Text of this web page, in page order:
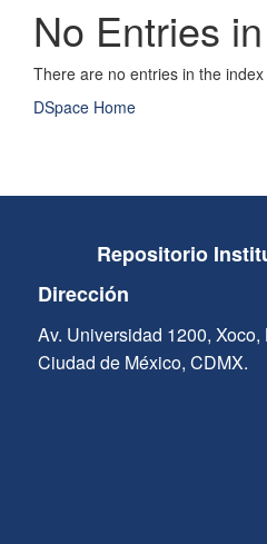
No Entries
There are no entries in the
DSpace Home
Repositorio
Dirección
Av. Universidad 1200,
Ciudad de México, CDMX.